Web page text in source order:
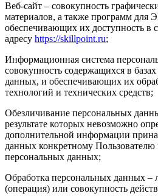
Веб-сайт – совокупность
материалов, а также программ для
обеспечивающих их доступность в
адресу https://skillpoint.ru;
Информационная система
совокупность содержащихся в
данных, и обеспечивающих их
технологий и технических средств;
Обезличивание персональных
результате которых невозможно
дополнительной информации
данных конкретному
персональных данных;
Обработка персональных данных –
(операция) или совокупность